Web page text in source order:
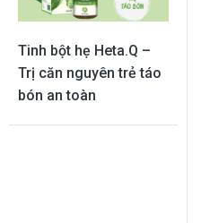
Tinh bột hẹ Heta.Q –
Trị căn nguyên trẻ táo
bón an toàn